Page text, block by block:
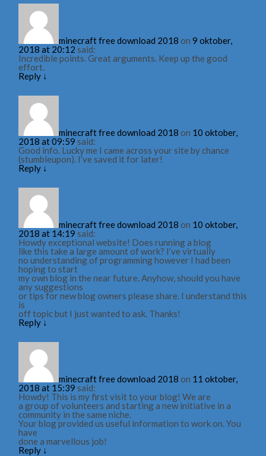
minecraft free download 2018 on9 oktober,
2018 at 20:12 said:
Incredible points. Great arguments. Keep up the good
effort.
Reply ↓
minecraft free download 2018 on 10 oktober,
2018 at 09:59 said:
Good info. Lucky me I came across your site by chance
(stumbleupon). I’ve saved it for later!
Reply ↓
minecraft free download 2018 on 10 oktober,
2018 at 14:19 said:
Howdy exceptional website! Does running a blog
like this take a large amount of work? I’ve virtually
no understanding of programming however I had been
hoping to start
my own blog in the near future. Anyhow, should you have
any suggestions
or tips for new blog owners please share. I understand this
is
off topic but I just wanted to ask. Thanks!
Reply↓
minecraft free download 2018 on 11 oktober,
2018 at 15:39 said:
Howdy! This is my first visit to your blog! We are
a group of volunteers and starting a new initiative in a
community in the same niche.
Your blog provided us useful information to work on. You
have
done a marvellous job!
Reply ↓